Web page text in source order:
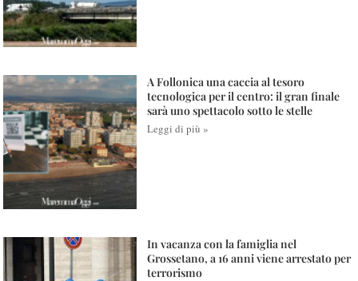
A Follonica una caccia al tesoro
tecnologica per il centro: il gran finale
sarà uno spettacolo sotto le stelle
Leggi di più »
In vacanza con la famiglia nel
Grossetano, a 16 anni viene arrestato per
terrorismo